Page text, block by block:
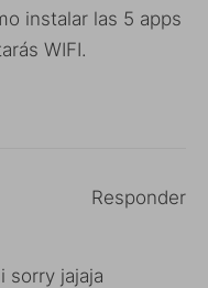
instalar las 5 apps
WIFI.
sorry jajaja
Responder